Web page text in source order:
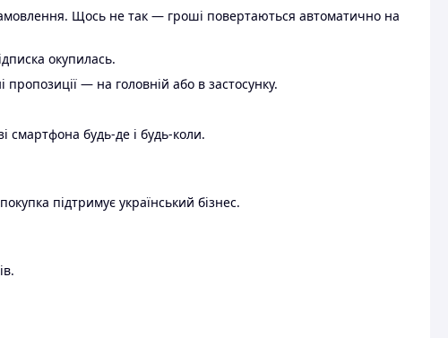
Щось не так — гроші повертаються автоматично на
окупилась.
— на головній або в застосунку.
смартфона будь-де і будь-коли.
підтримує український бізнес.